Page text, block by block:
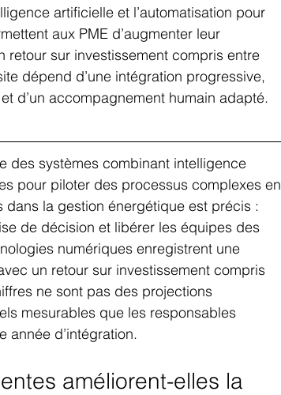
artificielle et l’automatisation pour
aux PME d’augmenter leur
sur investissement compris entre
dépend d’une intégration progressive,
d’un accompagnement humain adapté.
des systèmes combinant intelligence
pour piloter des processus complexes en
la gestion énergétique est précis :
de décision et libérer les équipes des
numériques enregistrent une
un retour sur investissement compris
ne sont pas des projections
mesurables que les responsables
année d’intégration.
améliorent-elles la